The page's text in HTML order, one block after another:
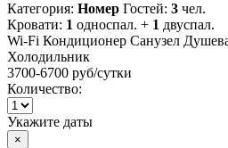
Категория: Номер Гостей: 3 чел.
Кровати: 1 односпал. + 1 двуспал.
Wi-Fi Кондиционер Санузел
Холодильник
3700-6700 руб/сутки
Количество:
Укажите даты
×